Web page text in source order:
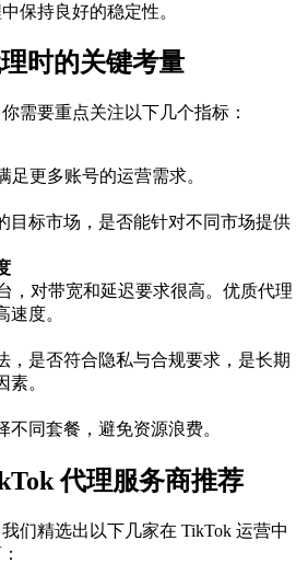
保持良好的稳定性。
时的关键考量
需要重点关注以下几个指标：
足更多账号的运营需求。
目标市场，是否能针对不同市场提供
，对带宽和延迟要求很高。优质代理
速度。
，是否符合隐私与合规要求，是长期
素。
不同套餐，避免资源浪费。
代理服务商推荐
们精选出以下几家在 TikTok 运营中